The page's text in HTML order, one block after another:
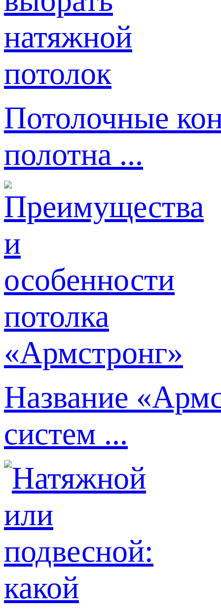
Потолочные
полотна ...
Название
систем ...